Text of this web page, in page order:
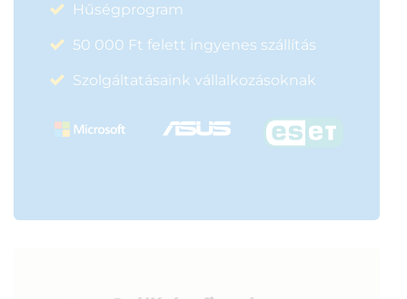
Hűségprogram
50 000 Ft felett ingyenes szállítás
Szolgáltatásaink vállalkozásoknak